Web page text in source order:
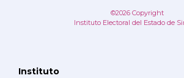
©2026 Copyright
Instituto Electoral del Estado de
Instituto